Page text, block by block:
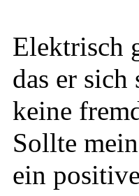
Elektrisch
das er sich
keine
Sollte
ein